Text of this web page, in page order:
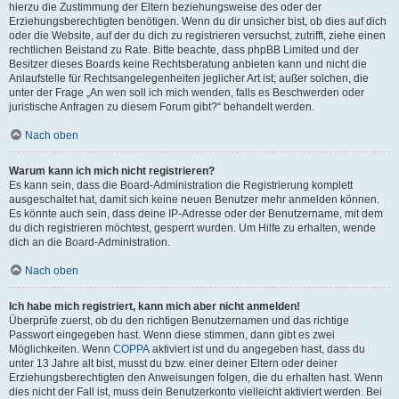
hierzu die Zustimmung der Eltern beziehungsweise des oder der
Erziehungsberechtigten benötigen. Wenn du dir unsicher bist, ob dies auf dich
oder die Website, auf der du dich zu registrieren versuchst, zutrifft, ziehe einen
rechtlichen Beistand zu Rate. Bitte beachte, dass phpBB Limited und der
Besitzer dieses Boards keine Rechtsberatung anbieten kann und nicht die
Anlaufstelle für Rechtsangelegenheiten jeglicher Art ist; außer solchen, die
unter der Frage „An wen soll ich mich wenden, falls es Beschwerden oder
juristische Anfragen zu diesem Forum gibt?“ behandelt werden.
Nach oben
Warum kann ich mich nicht registrieren?
Es kann sein, dass die Board-Administration die Registrierung komplett
ausgeschaltet hat, damit sich keine neuen Benutzer mehr anmelden können.
Es könnte auch sein, dass deine IP-Adresse oder der Benutzername, mit dem
du dich registrieren möchtest, gesperrt wurden. Um Hilfe zu erhalten, wende
dich an die Board-Administration.
Nach oben
Ich habe mich registriert, kann mich aber nicht anmelden!
Überprüfe zuerst, ob du den richtigen Benutzernamen und das richtige
Passwort eingegeben hast. Wenn diese stimmen, dann gibt es zwei
Möglichkeiten. Wenn COPPA aktiviert ist und du angegeben hast, dass du
unter 13 Jahre alt bist, musst du bzw. einer deiner Eltern oder deiner
Erziehungsberechtigten den Anweisungen folgen, die du erhalten hast. Wenn
dies nicht der Fall ist, muss dein Benutzerkonto vielleicht aktiviert werden. Bei